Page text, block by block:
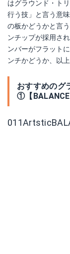
はグラウンド・ト
行う技」と言う意
の板かどうかと言
ンチップが採用さ
ンバーがフラット
ンチかどうか、以
おすすめのグ
①【